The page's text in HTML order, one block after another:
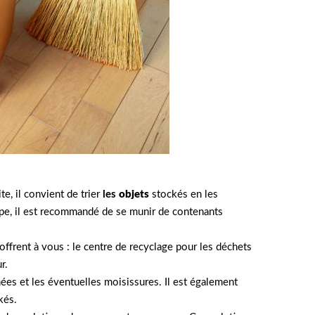
il convient de trier les objets stockés en les
il est recommandé de se munir de contenants
à vous : le centre de recyclage pour les déchets
et les éventuelles moisissures. Il est également